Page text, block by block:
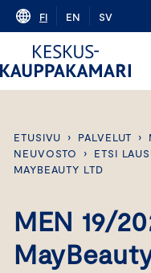
Skip
content
FI EN SV
ETUSIVU › PALVELUT ›
NEUVOSTO
› ETSI
MAYBEAUTY LTD
MEN 19/